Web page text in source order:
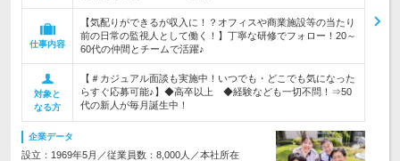
仕事内容
【気配りができるが収入に！？オフィスや商業施設等の当たり
前の日常の監視人として働く！】丁寧な研修でフォロー！20～
60代の仲間とチームで活躍♪
対象と
なる方
【＃カジュアル面談も実施中！いつでも・どこでも気になった
らすぐ応募可能♪】◆高卒以上 ◆経験なども一切不問！⇒50
代の新人が毎月誕生中！
企業データ
設立：1969年5月／従業員数：8,000人／本社所在